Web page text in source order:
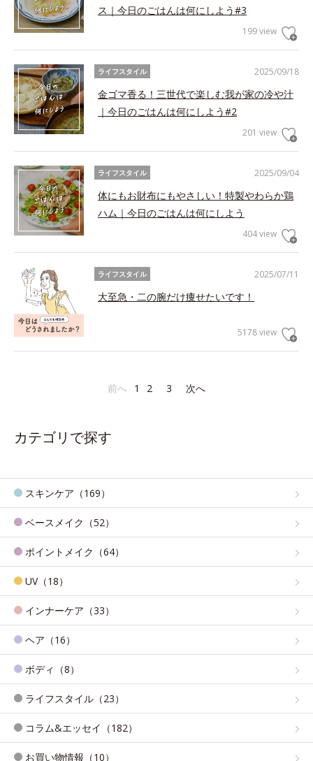
ス｜今日のごはんは何にしよう#3
199 view
2025/09/18
ライフスタイル
金ゴマ香る！三世代で楽しむ我が家の冷や汁
｜今日のごはんは何にしよう#2
201 view
2025/09/04
ライフスタイル
体にもお財布にもやさしい！特製やわらか鶏
ハム｜今日のごはんは何にしよう
404 view
2025/07/11
ライフスタイル
大至急・二の腕だけ痩せたいです！
5178 view
前へ 1 2 3 次へ
カテゴリで探す
スキンケア（169）
ベースメイク（52）
ポイントメイク（64）
UV（18）
インナーケア（33）
ヘア（16）
ボディ（8）
ライフスタイル（23）
コラム&エッセイ（182）
お買い物情報（10）